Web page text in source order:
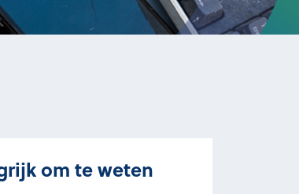
om te weten